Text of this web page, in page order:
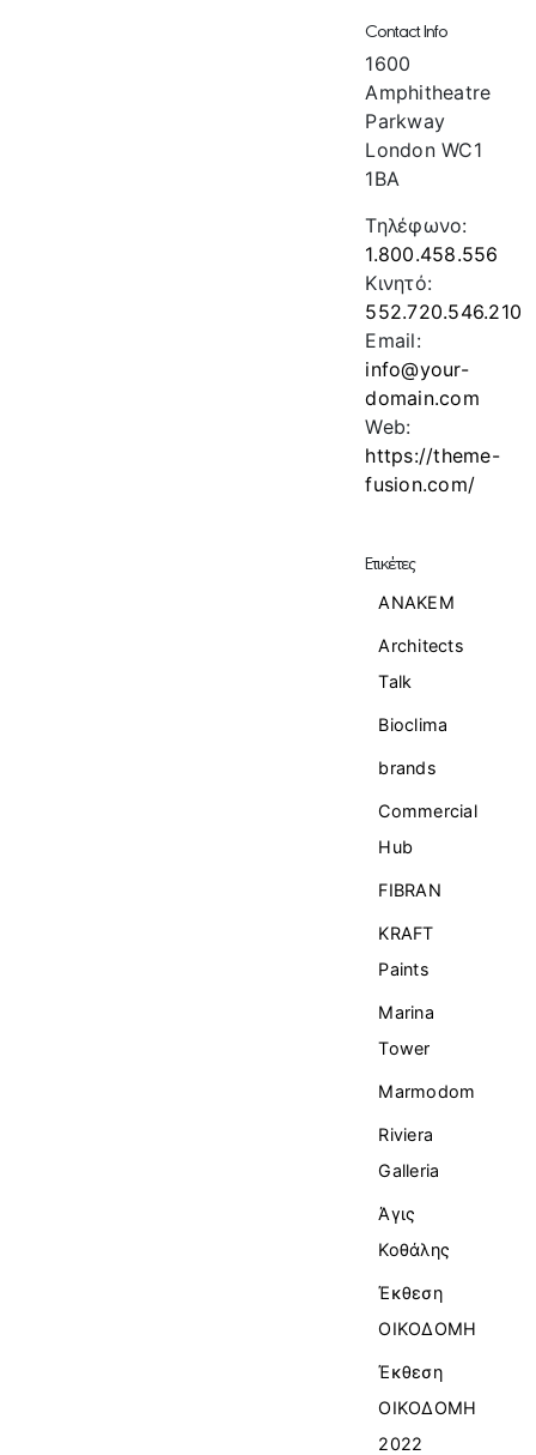
Contact Info
1600
Amphitheatre
Parkway
London WC1
1BA
Τηλέφωνο:
1.800.458.556
Κινητό:
552.720.546.210
Email:
info@your-
domain.com
Web:
https://theme-
fusion.com/
Ετικέτες
ANAKEM
Architects
Talk
Bioclima
brands
Commercial
Ηub
FIBRAN
KRAFT
Paints
Marina
Tower
Marmodom
Riviera
Galleria
Άγις
Κοθάλης
Έκθεση
ΟΙΚΟΔΟΜΗ
Έκθεση
ΟΙΚΟΔΟΜΗ
2022